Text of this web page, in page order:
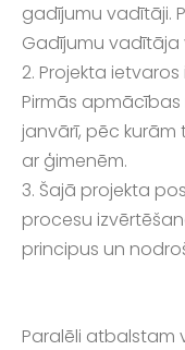
gadījumu vadītāji.
Gadījumu vadītāja
2. Projekta
Pirmās
janvārī, pēc kurām
ar ģimenēm.
3. Šajā projekta
procesu
principus un
Paralēli atbalstam